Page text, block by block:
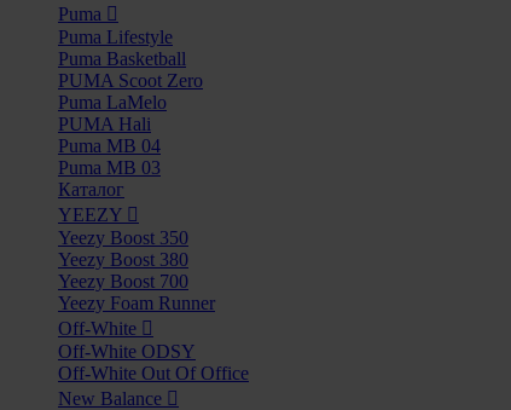
Puma
Puma Lifestyle
Puma Basketball
PUMA Scoot Zero
Puma LaMelo
PUMA Hali
Puma MB 04
Puma MB 03
Каталог
YEEZY
Yeezy Boost 350
Yeezy Boost 380
Yeezy Boost 700
Yeezy Foam Runner
Off-White
Off-White ODSY
Off-White Out Of Office
New Balance